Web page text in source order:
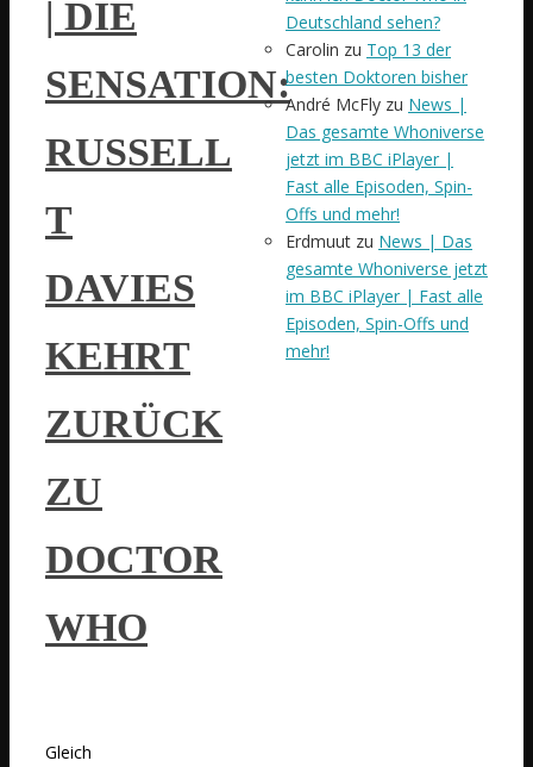
| DIE
SENSATION:
RUSSELL
T
DAVIES
KEHRT
ZURÜCK
ZU
DOCTOR
WHO
Gleich
Deutschland sehen?
Carolin zu Top 13 der
besten Doktoren bisher
André McFly zu News |
Das gesamte Whoniverse
jetzt im BBC iPlayer |
Fast alle Episoden, Spin-
Offs und mehr!
Erdmuut zu News | Das
gesamte Whoniverse jetzt
im BBC iPlayer | Fast alle
Episoden, Spin-Offs und
mehr!